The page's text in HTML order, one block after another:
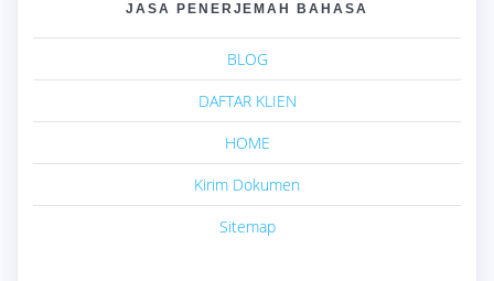
JASA PENERJEMAH BAHASA
BLOG
DAFTAR KLIEN
HOME
Kirim Dokumen
Sitemap